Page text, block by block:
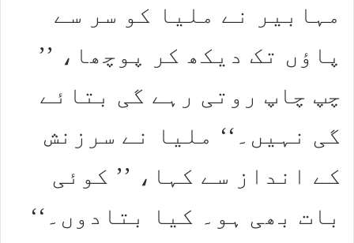
مہابیر نے ملیا کو سر سے
پاؤں تک دیکھ کر پوچھا، ’’
چپ چاپ روتی رہے گی بتائے
گی نہیں۔‘‘ ملیا نے سرزنش
کے انداز سے کہا، ’’ کوئی
بات بھی ہو۔ کیا بتادوں۔‘‘